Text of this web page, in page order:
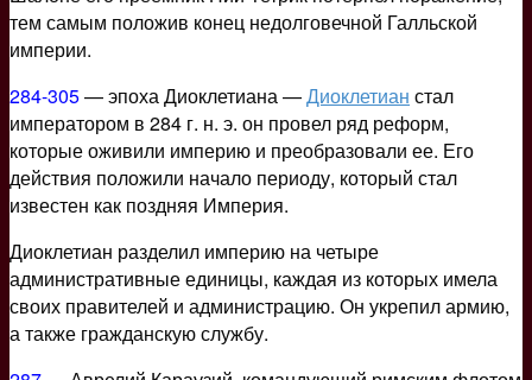
тем самым положив конец недолговечной Галльской
империи.
284-305— эпоха Диоклетиана —Диоклетиан стал
императором в 284 г. н. э. он провел ряд реформ,
которые оживили империю и преобразовали ее. Его
действия положили начало периоду, который стал
известен как поздняя Империя.
Диоклетиан разделил империю на четыре
административные единицы, каждая из которых имела
своих правителей и администрацию. Он укрепил армию,
а также гражданскую службу.